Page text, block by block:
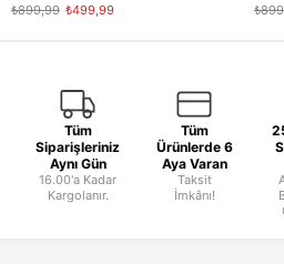
₺499,99
₺899,99
Tüm
Siparişleriniz
Aynı Gün
16.00'a Kadar
Kargolanır.
Tüm
Ürünlerde 6
Aya Varan
Taksit
İmkânı!